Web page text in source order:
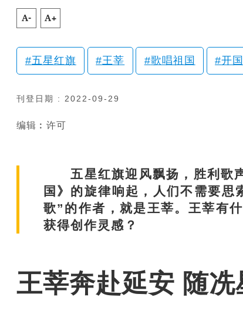
A- A+
五星红旗 王莘 歌唱祖国 开
刊登日期 : 2022-09-29
编辑︰许可
五星红旗迎风飘扬，胜利歌
国》的旋律响起，人们不需要思
歌”的作者，就是王莘。王莘有
获得创作灵感？
王莘奔赴延安 随冼